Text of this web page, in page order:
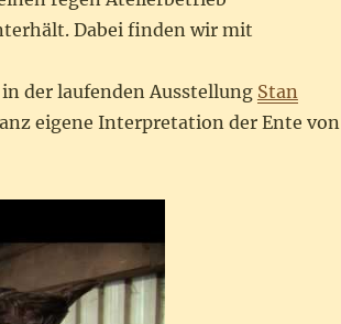
Dabei finden wir mit
der laufenden Ausstellung Stan
eigene Interpretation der Ente von